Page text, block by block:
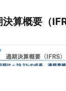
算概要（